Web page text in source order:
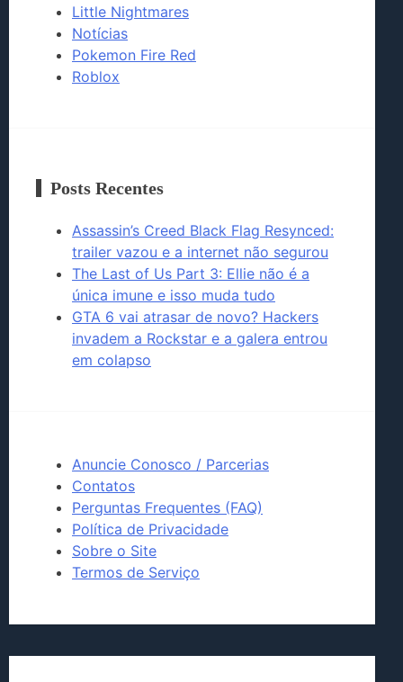
Little Nightmares
Notícias
Pokemon Fire Red
Roblox
Posts Recentes
Assassin’s Creed Black Flag Resynced:
trailer vazou e a internet não segurou
The Last of Us Part 3: Ellie não é a
única imune e isso muda tudo
GTA 6 vai atrasar de novo? Hackers
invadem a Rockstar e a galera entrou
em colapso
Anuncie Conosco / Parcerias
Contatos
Perguntas Frequentes (FAQ)
Política de Privacidade
Sobre o Site
Termos de Serviço